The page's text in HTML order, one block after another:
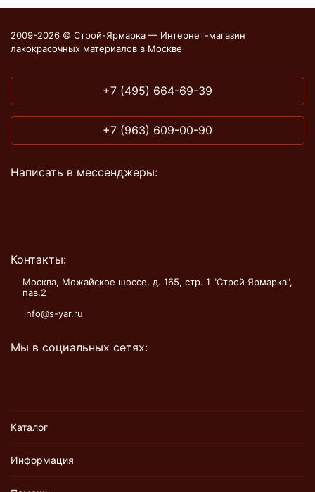
2009-2026 © Строй-Ярмарка — Интернет-магазин
лакокрасочных материалов в Москве
+7 (495) 664-69-39
+7 (963) 609-00-90
Написать в мессенджеры:
Контакты:
Москва, Можайское шоссе, д. 165, стр. 1 "Строй Ярмарка",
пав.2
info@s-yar.ru
Мы в социальных сетях:
Каталог
Информация